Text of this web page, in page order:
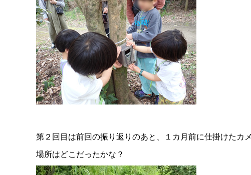
第２回目は前回の振り返りのあと、１カ月前に仕掛けたカ
場所はどこだったかな？